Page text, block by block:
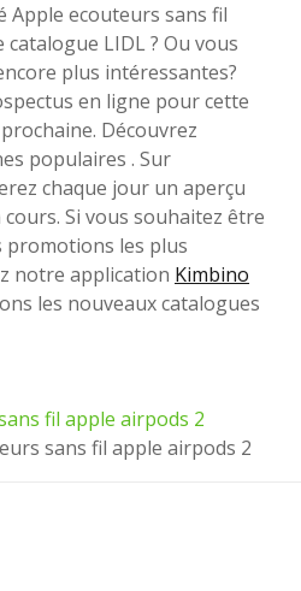
Apple ecouteurs sans fil
LIDL ? Ou vous
plus intéressantes?
en ligne pour cette
Découvrez
populaires . Sur
chaque jour un aperçu
Si vous souhaitez être
promotions les plus
notre application Kimbino
les nouveaux catalogues
fil apple airpods 2
sans fil apple airpods 2